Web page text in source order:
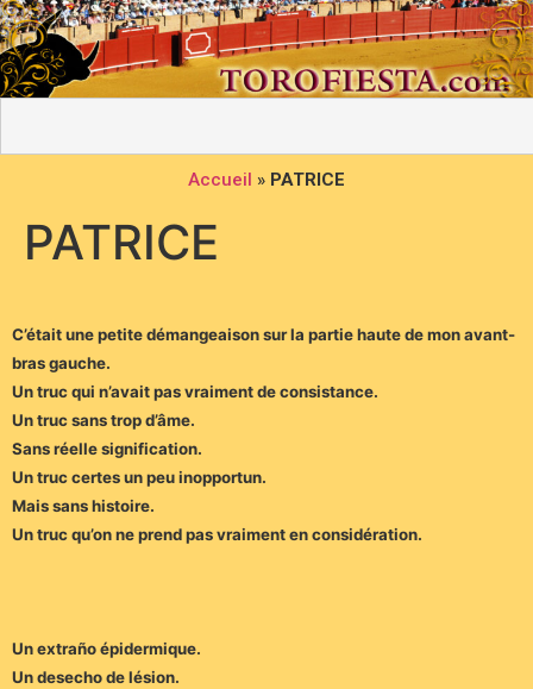
Accueil » PATRICE
PATRICE
C’était une petite démangeaison sur la partie haute de mon avant-
bras gauche.
Un truc qui n’avait pas vraiment de consistance.
Un truc sans trop d’âme.
Sans réelle signification.
Un truc certes un peu inopportun.
Mais sans histoire.
Un truc qu’on ne prend pas vraiment en considération.
Un extraño épidermique.
Un desecho de lésion.